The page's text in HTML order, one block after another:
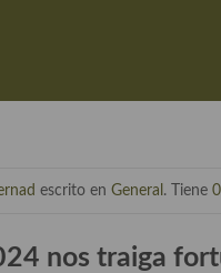
escrito en General . Tiene
nos traiga